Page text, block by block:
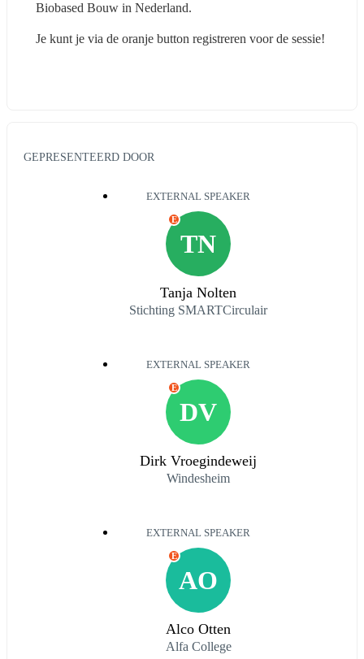
Biobased Bouw in Nederland.
Je kunt je via de oranje button registreren voor de sessie!
GEPRESENTEERD DOOR
EXTERNAL SPEAKER
TN
E
Tanja Nolten
Stichting SMARTCirculair
EXTERNAL SPEAKER
DV
E
Dirk Vroegindeweij
Windesheim
EXTERNAL SPEAKER
AO
E
Alco Otten
Alfa College